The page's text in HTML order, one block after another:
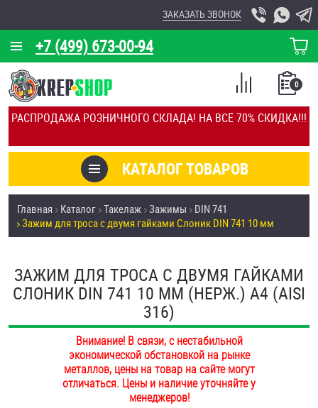
РАСПРОДАЖА РОЗНИЧНОГО СКЛАДА! НА ВСЁ 70% СКИДКА!!!
+7 (499) 673-00-94
ЗАКАЗАТЬ ЗВОНОК
КОРЗИНА
О КОМПАНИИ
КАЛЬКУЛЯТОР
ОТЗЫВЫ
УСЛУГИ
СКИДКИ
ОПТ
ПОКУПАТЕЛЯМ
ОПЛАТА И ДОСТАВКА
НАШИ МАГАЗИНЫ
КАТАЛОГ ТОВАРОВ
0
СПИСОК
СРАВНЕНИЕ
Товары со скидкой
Анкеры
Антивандальный крепёж, инструмент
Главная Каталог Такелаж Зажимы
DIN 741
Зажим для троса с двумя гайками Слоник DIN 741 10 мм
ЗАЖИМ ДЛЯ ТРОСА С ДВУМЯ ГАЙКАМИ
СЛОНИК DIN 741 10 ММ (НЕРЖ.) A4 (AISI
316)
Внимание! В связи, с нестабильной
экономической обстановкой на рынке
металлов, цены на товар на сайте могут
отличаться. Цены и наличие уточняйте у
менеджеров!